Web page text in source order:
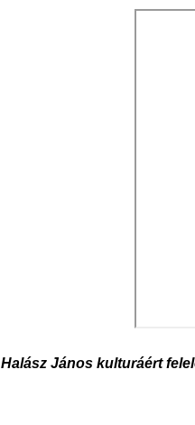
Halász János kulturáért